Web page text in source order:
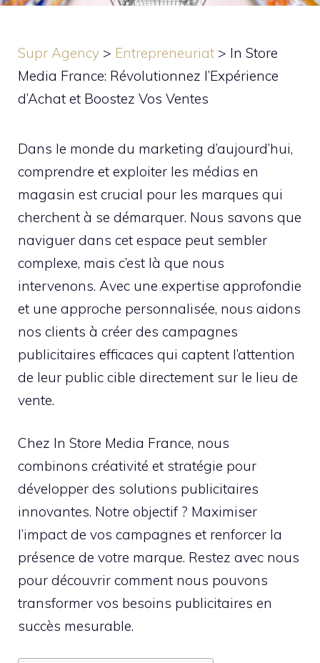
Supr Agency > Entrepreneuriat > In Store
Media France: Révolutionnez l’Expérience
d’Achat et Boostez Vos Ventes
Dans le monde du marketing d’aujourd’hui,
comprendre et exploiter les médias en
magasin est crucial pour les marques qui
cherchent à se démarquer. Nous savons que
naviguer dans cet espace peut sembler
complexe, mais c’est là que nous
intervenons. Avec une expertise approfondie
et une approche personnalisée, nous aidons
nos clients à créer des campagnes
publicitaires efficaces qui captent l’attention
de leur public cible directement sur le lieu de
vente.
Chez In Store Media France, nous
combinons créativité et stratégie pour
développer des solutions publicitaires
innovantes. Notre objectif ? Maximiser
l’impact de vos campagnes et renforcer la
présence de votre marque. Restez avec nous
pour découvrir comment nous pouvons
transformer vos besoins publicitaires en
succès mesurable.